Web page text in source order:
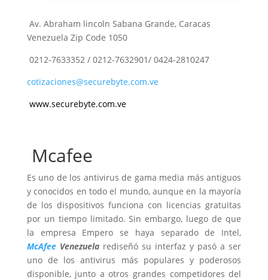
Av. Abraham lincoln Sabana Grande, Caracas
Venezuela Zip Code 1050
0212-7633352 / 0212-7632901/ 0424-2810247
cotizaciones@securebyte.com.ve
www.securebyte.com.ve
Mcafee
Es uno de los antivirus de gama media más antiguos
y conocidos en todo el mundo, aunque en la mayoría
de los dispositivos funciona con licencias gratuitas
por un tiempo limitado. Sin embargo, luego de que
la empresa Empero se haya separado de Intel,
McAfeeVenezuelarediseñó su interfaz y pasó a ser
uno de los antivirus más populares y poderosos
disponible, junto a otros grandes competidores del